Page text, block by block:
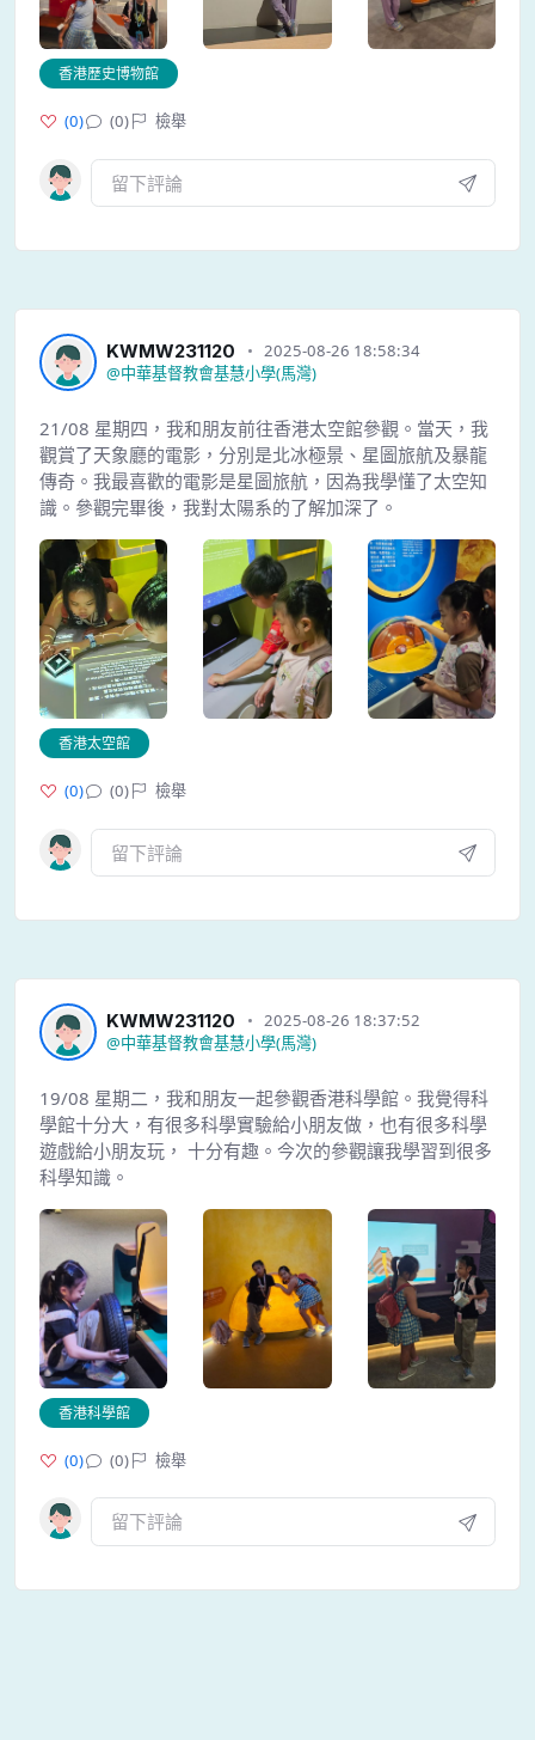
香港歷史博物館
(0) (0) 檢舉
KWMW231120
2025-08-26 18:58:34
@中華基督教會基慧小學(馬灣)
21/08 星期四，我和朋友前往香港太空館參觀。當天，我
觀賞了天象廳的電影，分別是北冰極景、星圖旅航及暴龍
傳奇。我最喜歡的電影是星圖旅航，因為我學懂了太空知
識。參觀完畢後，我對太陽系的了解加深了。
香港太空館
(0) (0) 檢舉
KWMW231120
2025-08-26 18:37:52
@中華基督教會基慧小學(馬灣)
19/08 星期二，我和朋友一起參觀香港科學館。我覺得科
學館十分大，有很多科學實驗給小朋友做，也有很多科學
遊戲給小朋友玩， 十分有趣。今次的參觀讓我學習到很多
科學知識。
香港科學館
(0) (0) 檢舉